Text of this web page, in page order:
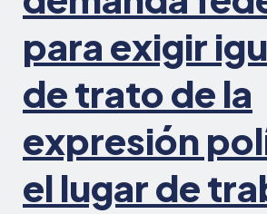
para exigir
de trato de la
expresión
el lugar de